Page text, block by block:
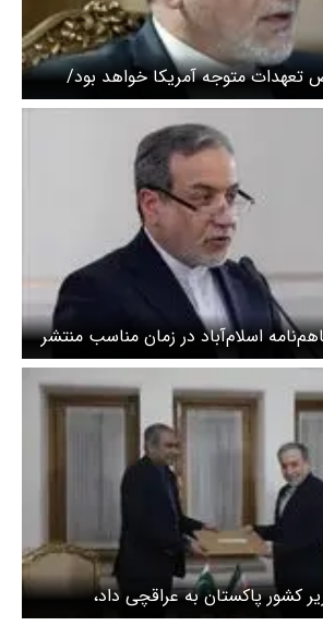
تعهدات متوجه آمریکا خواهد بود/
ابتکارات پاکستان در روند مذاکرات
اسلام‌آباد در زمان مناسب منتشر
کشور پاکستان به عراقچی داد،